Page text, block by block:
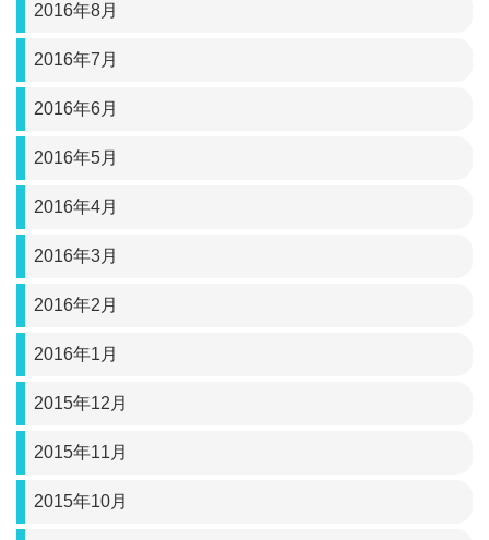
2016年8月
2016年7月
2016年6月
2016年5月
2016年4月
2016年3月
2016年2月
2016年1月
2015年12月
2015年11月
2015年10月